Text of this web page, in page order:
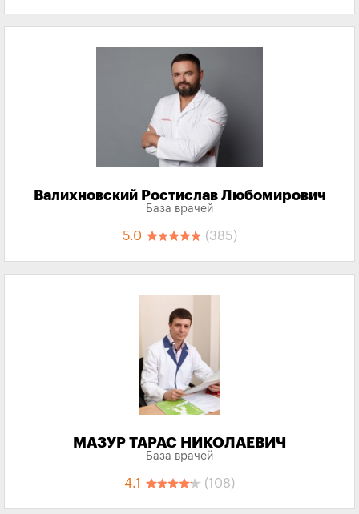
Валихновский Ростислав Любомирович
База врачей
5.0 (385)
МАЗУР ТАРАС НИКОЛАЕВИЧ
База врачей
4.1 (108)